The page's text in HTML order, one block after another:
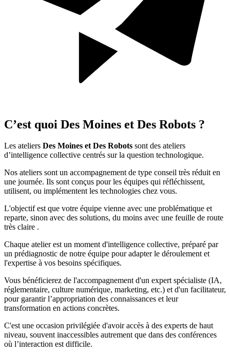
C’est quoi Des Moines et Des Robots ?
Les ateliers Des Moines et Des Robots sont des ateliers
d’intelligence collective centrés sur la question technologique.
Nos ateliers sont un accompagnement de type conseil très réduit en
une journée. Ils sont conçus pour les équipes qui réfléchissent,
utilisent, ou implémentent les technologies chez vous.
L'objectif est que votre équipe vienne avec une problématique et
reparte, sinon avec des solutions, du moins avec une feuille de route
très claire .
Chaque atelier est un moment d'intelligence collective, préparé par
un prédiagnostic de notre équipe pour adapter le déroulement et
l'expertise à vos besoins spécifiques.
Vous bénéficierez de l'accompagnement d'un expert spécialiste (IA,
réglementaire, culture numérique, marketing, etc.) et d'un facilitateur,
pour garantir l’appropriation des connaissances et leur
transformation en actions concrètes.
C'est une occasion privilégiée d'avoir accès à des experts de haut
niveau, souvent inaccessibles autrement que dans des conférences
où l’interaction est difficile.